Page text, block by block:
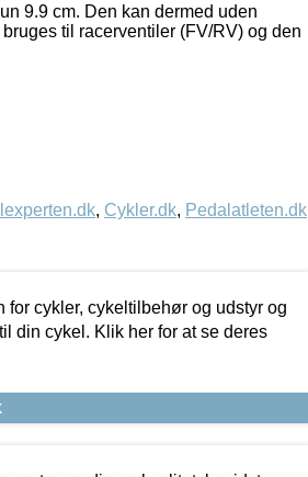
9.9 cm. Den kan dermed uden
til racerventiler (FV/RV) og den
, Cykler.dk, Pedalatleten.dk
cykler, cykeltilbehør og udstyr og
din cykel. Klik her for at se deres